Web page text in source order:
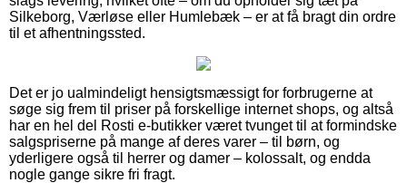
Silkeborg, Værløse eller Humlebæk – er at få bragt din ordre
til et afhentningssted.
Det er jo ualmindeligt hensigtsmæssigt for forbrugerne at
søge sig frem til priser på forskellige internet shops, og altså
har en hel del Rosti e-butikker været tvunget til at formindske
salgspriserne på mange af deres varer – til børn, og
yderligere også til herrer og damer – kolossalt, og endda
nogle gange sikre fri fragt.